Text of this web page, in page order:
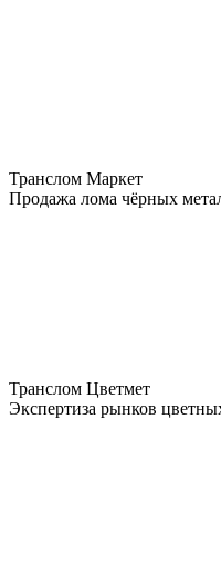
Транслом Маркет
Продажа лома чёрных
Транслом Цветмет
Экспертиза рынков